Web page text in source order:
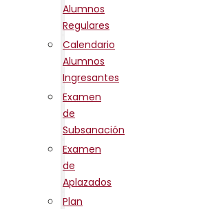
Alumnos
Regulares
Calendario
Alumnos
Ingresantes
Examen
de
Subsanación
Examen
de
Aplazados
Plan